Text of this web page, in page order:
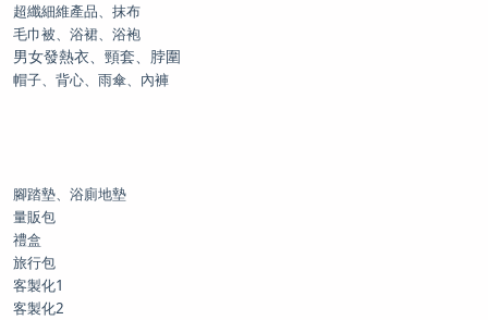
超纖細維產品、抹布
毛巾被、浴裙、浴袍
男女發熱衣、頸套、脖圍
帽子、背心、雨傘、內褲
腳踏墊、浴廁地墊
量販包
禮盒
旅行包
客製化1
客製化2